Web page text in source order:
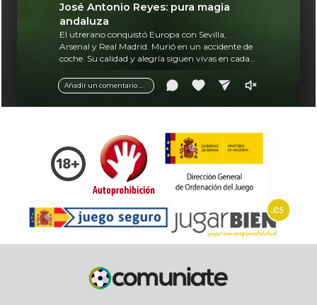
Añadir un comentario ...
José Antonio Reyes: pura magia
andaluza
El utrerano conquistó Europa con Sevilla,
Arsenal y Real Madrid. Murió en un accidente de
coche. Su calidad y alegría siguen vivas en cada